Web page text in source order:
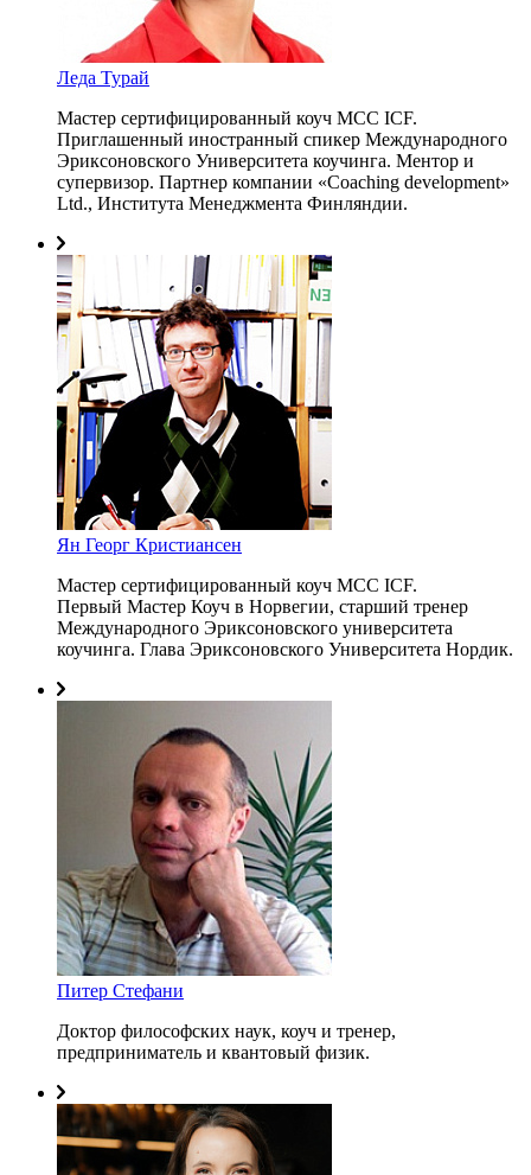
Леда Турай
Мастер сертифицированный коуч МСС ICF.
Приглашенный иностранный спикер Международного
Эриксоновского Университета коучинга. Ментор и
супервизор. Партнер компании «Coaching development»
Ltd., Института Менеджмента Финляндии.
Ян Георг Кристиансен
Мастер сертифицированный коуч МСС ICF.
Первый Мастер Коуч в Норвегии, старший тренер
Международного Эриксоновского университета
коучинга. Глава Эриксоновского Университета Нордик.
Питер Стефани
Доктор философских наук, коуч и тренер,
предприниматель и квантовый физик.